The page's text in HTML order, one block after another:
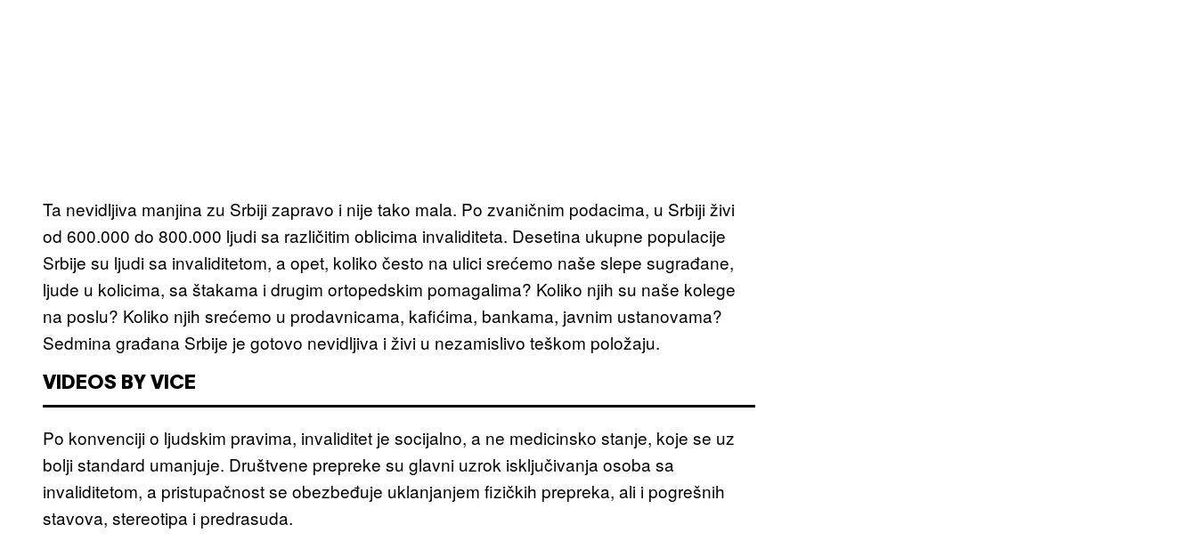
Ta nevidljiva manjina zu Srbiji zapravo i nije tako mala. Po zvaničnim podacima, u Srbiji živi
od 600.000 do 800.000 ljudi sa različitim oblicima invaliditeta. Desetina ukupne populacije
Srbije su ljudi sa invaliditetom, a opet, koliko često na ulici srećemo naše slepe sugrađane,
ljude u kolicima, sa štakama i drugim ortopedskim pomagalima? Koliko njih su naše kolege
na poslu? Koliko njih srećemo u prodavnicama, kafićima, bankama, javnim ustanovama?
Sedmina građana Srbije je gotovo nevidljiva i živi u nezamislivo teškom položaju.
VIDEOS BY VICE
Po konvenciji o ljudskim pravima, invaliditet je socijalno, a ne medicinsko stanje, koje se uz
bolji standard umanjuje. Društvene prepreke su glavni uzrok isključivanja osoba sa
invaliditetom, a pristupačnost se obezbeđuje uklanjanjem fizičkih prepreka, ali i pogrešnih
stavova, stereotipa i predrasuda.